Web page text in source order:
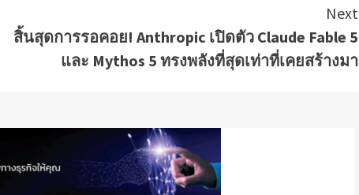
Next
สิ้นสุดการรอคอย! Anthropic เปิดตัว Claude Fable 5
และ Mythos 5 ทรงพลังที่สุดเท่าที่เคยสร้างมา